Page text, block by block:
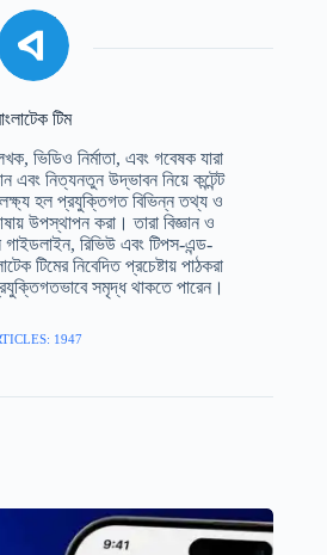
টিম
ভিডিও নির্মাতা, এবং গবেষক যারা
এবং নিত্যনতুন উদ্ভাবন নিয়ে কন্টেন্ট
হল প্রযুক্তিগত বিভিন্ন তথ্য ও
উপস্থাপন করা। তারা বিজ্ঞান ও
রিভিউ এবং টিপস-এন্ড-
টিমের নিবেদিত প্রচেষ্টায় পাঠকরা
সমৃদ্ধ থাকতে পারেন।
1947